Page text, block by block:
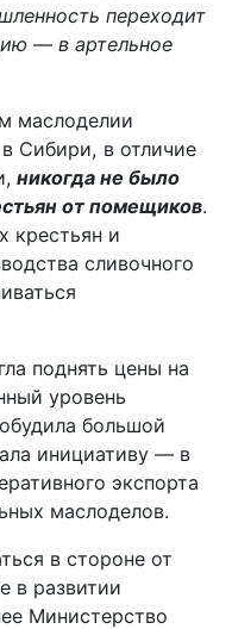
переходит
— в артельное
маслоделии
Сибири, в отличие
никогда не было
от помещиков.
крестьян и
сливочного
поднять цены на
уровень
большой
инициативу — в
экспорта
маслоделов.
в стороне от
в развитии
Министерство